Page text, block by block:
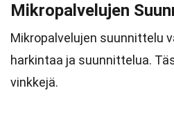
Mikropalvelujen
Mikropalvelujen suunnittelu
harkintaa ja suunnittelua.
vinkkejä.